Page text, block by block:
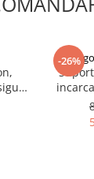
-26%
GMO,